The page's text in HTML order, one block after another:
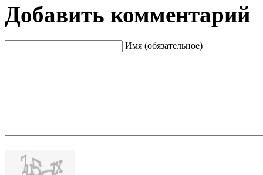
Добавить комментарий
Имя (обязательное)